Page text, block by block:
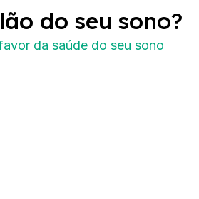
do seu sono?
da saúde do seu sono